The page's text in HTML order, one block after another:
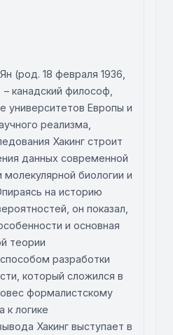
(род. 18 февраля 1936,
канадский философ,
университетов Европы и
реализма,
Хакинг строит
данных современной
молекулярной биологии и
на историю
он показал,
и основная
теории
разработки
который сложился в
формалистскому
к логике
Хакинг выступает в